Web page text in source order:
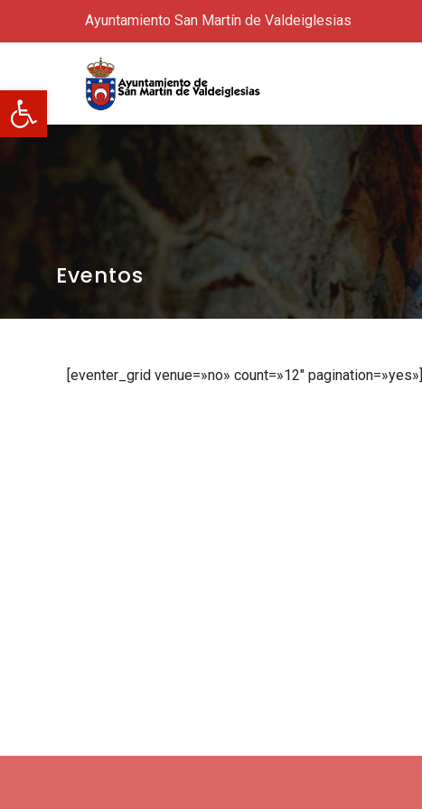
Abrir barra de herramientas
Ayuntamiento San Martín de Valdeiglesias
Eventos
[eventer_grid venue=»no» count=»12″ pagination=»yes»]